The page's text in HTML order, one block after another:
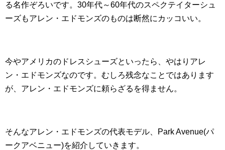
る名作ぞろいです。30年代～60年代のスペクテイターシュ
ーズもアレン・エドモンズのものは断然にカッコいい。
今やアメリカのドレスシューズといったら、やはりアレ
ン・エドモンズなのです。むしろ残念なことではあります
が、アレン・エドモンズに頼らざるを得ません。
そんなアレン・エドモンズの代表モデル、Park Avenue(パ
ークアベニュー)を紹介していきます。